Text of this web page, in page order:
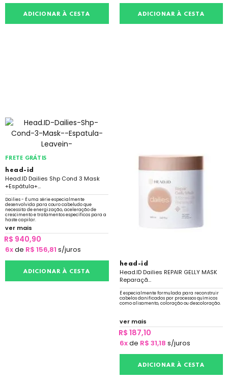
ADICIONAR À CESTA ADICIONAR À CESTA
FRETE GRÁTIS
head-id
Head.ID Dailies Shp Cond 3 Mask
+Espátula+...
Dailies - É uma série especialmente
desenvolvida para couro cabeludo que
necessita de energização, aceleração de
crescimento e tratamentos específicos para a
haste capilar.
ver mais
R$ 940,90
6xde R$ 156,81 s/juros
ADICIONAR À CESTA
head-id
Head.ID Dailies REPAIR GELLY MASK
Reparaçã...
É especialmente formulada para reconstruir
cabelos danificados por processos químicos
como alisamento, coloração ou descoloração.
ver mais
R$ 187,10
6xde R$ 31,18 s/juros
ADICIONAR À CESTA